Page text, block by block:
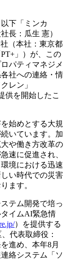
下「ミンカ
長：瓜生 憲）
（本社：東京都
」）が、この
パティマネジメ
社への連絡・情
レン」
供を開始したこ
始めとする大規
いています。加
や働き方改革の
速に促進され、
境における迅速
い時代での災害
ます。
テム開発で培っ
イムAI緊急情
）を提供する
代表取締役：
進め、本年8月
絡システム「ソ